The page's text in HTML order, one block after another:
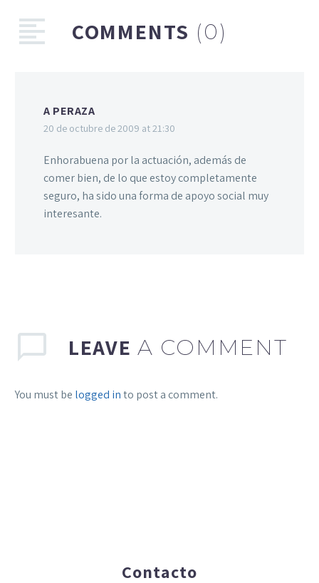
COMMENTS (0)
A PERAZA
20 de octubre de 2009 at 21:30
Enhorabuena por la actuación, además de
comer bien, de lo que estoy completamente
seguro, ha sido una forma de apoyo social muy
interesante.
LEAVE A COMMENT
You must be logged into post a comment.
Contacto